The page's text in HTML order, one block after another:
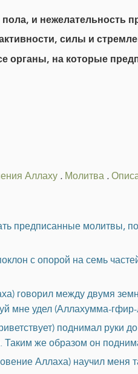
и нежелательность
силы и
органы, на которые
Аллаху.Молитва.
предписанные молитвы,
с опорой на семь
говорил между двумя
мне удел (Аллахумма-
поднимал
же образом он
Аллаха) научил меня